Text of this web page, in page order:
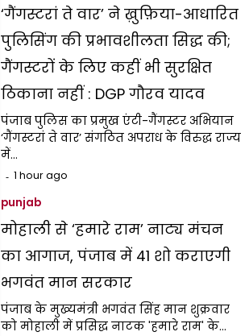
‘गैंगस्टरां ते वार’ ने ख़ुफ़िया-आधारित
पुलिसिंग की प्रभावशीलता सिद्ध की;
गैंगस्टरों के लिए कहीं भी सुरक्षित
ठिकाना नहीं : DGP गौरव यादव
पंजाब पुलिस का प्रमुख एंटी-गैंगस्टर अभियान
‘गैंगस्टरां ते वार’ संगठित अपराध के विरुद्ध राज्य
में…
1 hour ago
punjab
मोहाली से ‘हमारे राम’ नाट्य मंचन
का आगाज, पंजाब में 41 शो कराएगी
भगवंत मान सरकार
पंजाब के मुख्यमंत्री भगवंत सिंह मान शुक्रवार
को मोहाली में प्रसिद्ध नाटक 'हमारे राम' के…